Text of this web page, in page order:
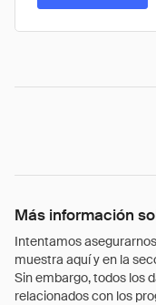
Más información
Intentamos
muestra aquí y en la
Sin embargo, todos los
relacionados con los